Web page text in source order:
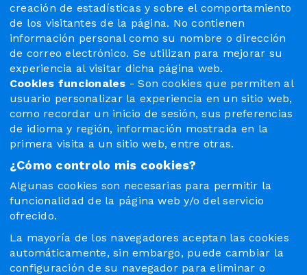
creación de estadísticas y sobre el comportamiento
de los visitantes de la página. No contienen
información personal como su nombre o dirección
de correo electrónico. Se utilizan para mejorar su
experiencia al visitar dicha página web.
Cookies funcionales - Son cookies que permiten al
usuario personalizar la experiencia en un sitio web,
como recordar un inicio de sesión, sus preferencias
de idioma y región, información mostrada en la
primera visita a un sitio web, entre otras.
¿Cómo controlo mis cookies?
Algunas cookies son necesarias para permitir la
funcionalidad de la página web y/o del servicio
ofrecido.
La mayoría de los navegadores aceptan las cookies
automáticamente, sin embargo, puede cambiar la
configuración de su navegador para eliminar o